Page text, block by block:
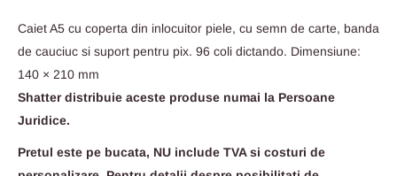
Caiet A5 cu coperta din inlocuitor piele, cu semn de carte, banda
de cauciuc si suport pentru pix. 96 coli dictando. Dimensiune:
140 × 210 mm
Shatter distribuie aceste produse numai la Persoane
Juridice.
Pretul este pe bucata, NU include TVA si costuri de